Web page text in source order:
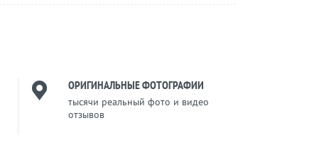
ОРИГИНАЛЬНЫЕ ФОТОГРАФИИ
тысячи реальный фото и видео
отзывов